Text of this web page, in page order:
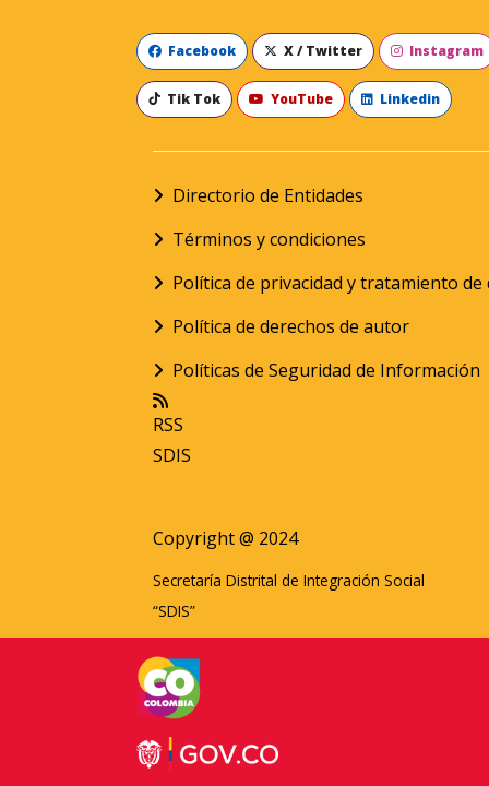
Facebook X / Twitter Instagram
Tik Tok YouTube Linkedin
Directorio de Entidades
Términos y condiciones
Política de privacidad y tratamiento
Política de derechos de autor
Políticas de Seguridad de Información
RSS
SDIS
Copyright @ 2024
Secretaría Distrital de Integración Social
“SDIS”